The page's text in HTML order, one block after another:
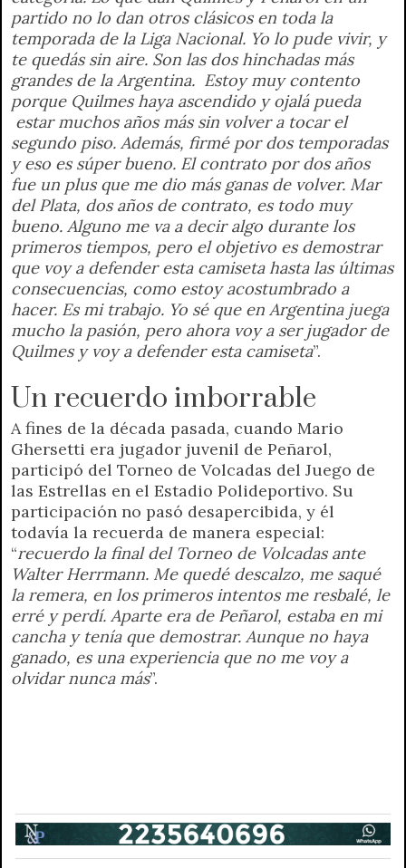
partido no lo dan otros clásicos en toda la
temporada de la Liga Nacional. Yo lo pude vivir, y
te quedás sin aire. Son las dos hinchadas más
grandes de la Argentina. Estoy muy contento
porque Quilmes haya ascendido y ojalá pueda
estar muchos años más sin volver a tocar el
segundo piso. Además, firmé por dos temporadas
y eso es súper bueno. El contrato por dos años
fue un plus que me dio más ganas de volver. Mar
del Plata, dos años de contrato, es todo muy
bueno. Alguno me va a decir algo durante los
primeros tiempos, pero el objetivo es demostrar
que voy a defender esta camiseta hasta las últimas
consecuencias, como estoy acostumbrado a
hacer. Es mi trabajo. Yo sé que en Argentina juega
mucho la pasión, pero ahora voy a ser jugador de
Quilmes y voy a defender esta camiseta”.
Un recuerdo imborrable
A fines de la década pasada, cuando Mario
Ghersetti era jugador juvenil de Peñarol,
participó del Torneo de Volcadas del Juego de
las Estrellas en el Estadio Polideportivo. Su
participación no pasó desapercibida, y él
todavía la recuerda de manera especial:
“recuerdo la final del Torneo de Volcadas ante
Walter Herrmann. Me quedé descalzo, me saqué
la remera, en los primeros intentos me resbalé, le
erré y perdí. Aparte era de Peñarol, estaba en mi
cancha y tenía que demostrar. Aunque no haya
ganado, es una experiencia que no me voy a
olvidar nunca más”.